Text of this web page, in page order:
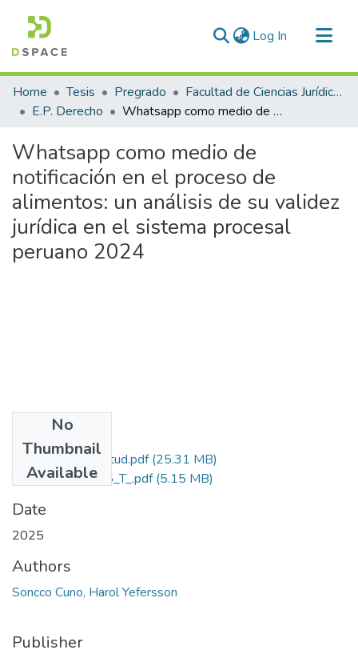
Log In (current)
Communities & Collections
All of DSpace
Home Tesis Pregrado
Facultad de Ciencias Jurídicas y Políticas
E.P. Derecho
Whatsapp como medio de notificación en el proceso de alimentos: un análisis de su validez jurídica en el sistema procesal peruano 2024
Whatsapp como medio de
notificación en el proceso de
alimentos: un análisis de su validez
jurídica en el sistema procesal
peruano 2024
No
Thumbnail
Available
Grado de Similitud.pdf(25.31 MB)
T036_73820095_T_.pdf(5.15 MB)
Date
2025
Authors
Soncco Cuno, Harol Yefersson
Publisher